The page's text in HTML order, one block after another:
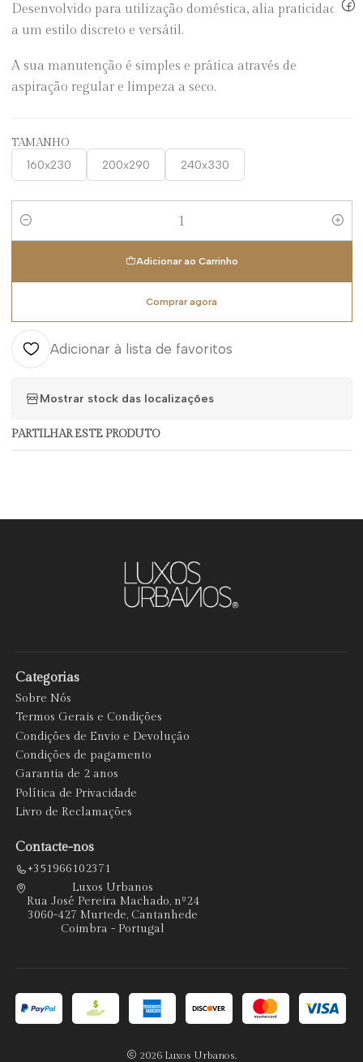
Desenvolvido para utilização doméstica, alia praticidade
a um estilo discreto e versátil.
A sua manutenção é simples e prática através de
aspiração regular e limpeza a seco.
TAMANHO
160x230 200x290 240x330
Quantidade
Adicionar ao Carrinho
Comprar agora
Adicionar à lista de favoritos
Mostrar stock das localizações
PARTILHAR ESTE PRODUTO
Categorias
Sobre Nós
Termos Gerais e Condições
Condições de Envio e Devolução
Condições de pagamento
Garantia de 2 anos
Política de Privacidade
Livro de Reclamações
Contacte-nos
+351966102371
Luxos Urbanos
Rua José Pereira Machado, nº24
3060-427 Murtede, Cantanhede
Coimbra - Portugal
2026 Luxos Urbanos.